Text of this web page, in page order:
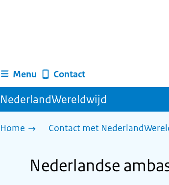
Menu Contact
NederlandWereldwijd
Home Contact met
Nederlandse